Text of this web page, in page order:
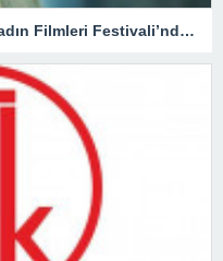
26. Uçan Süpürge Uluslararası Kadın Filmleri Festivali’nde ödül alacak isimler açıklandı